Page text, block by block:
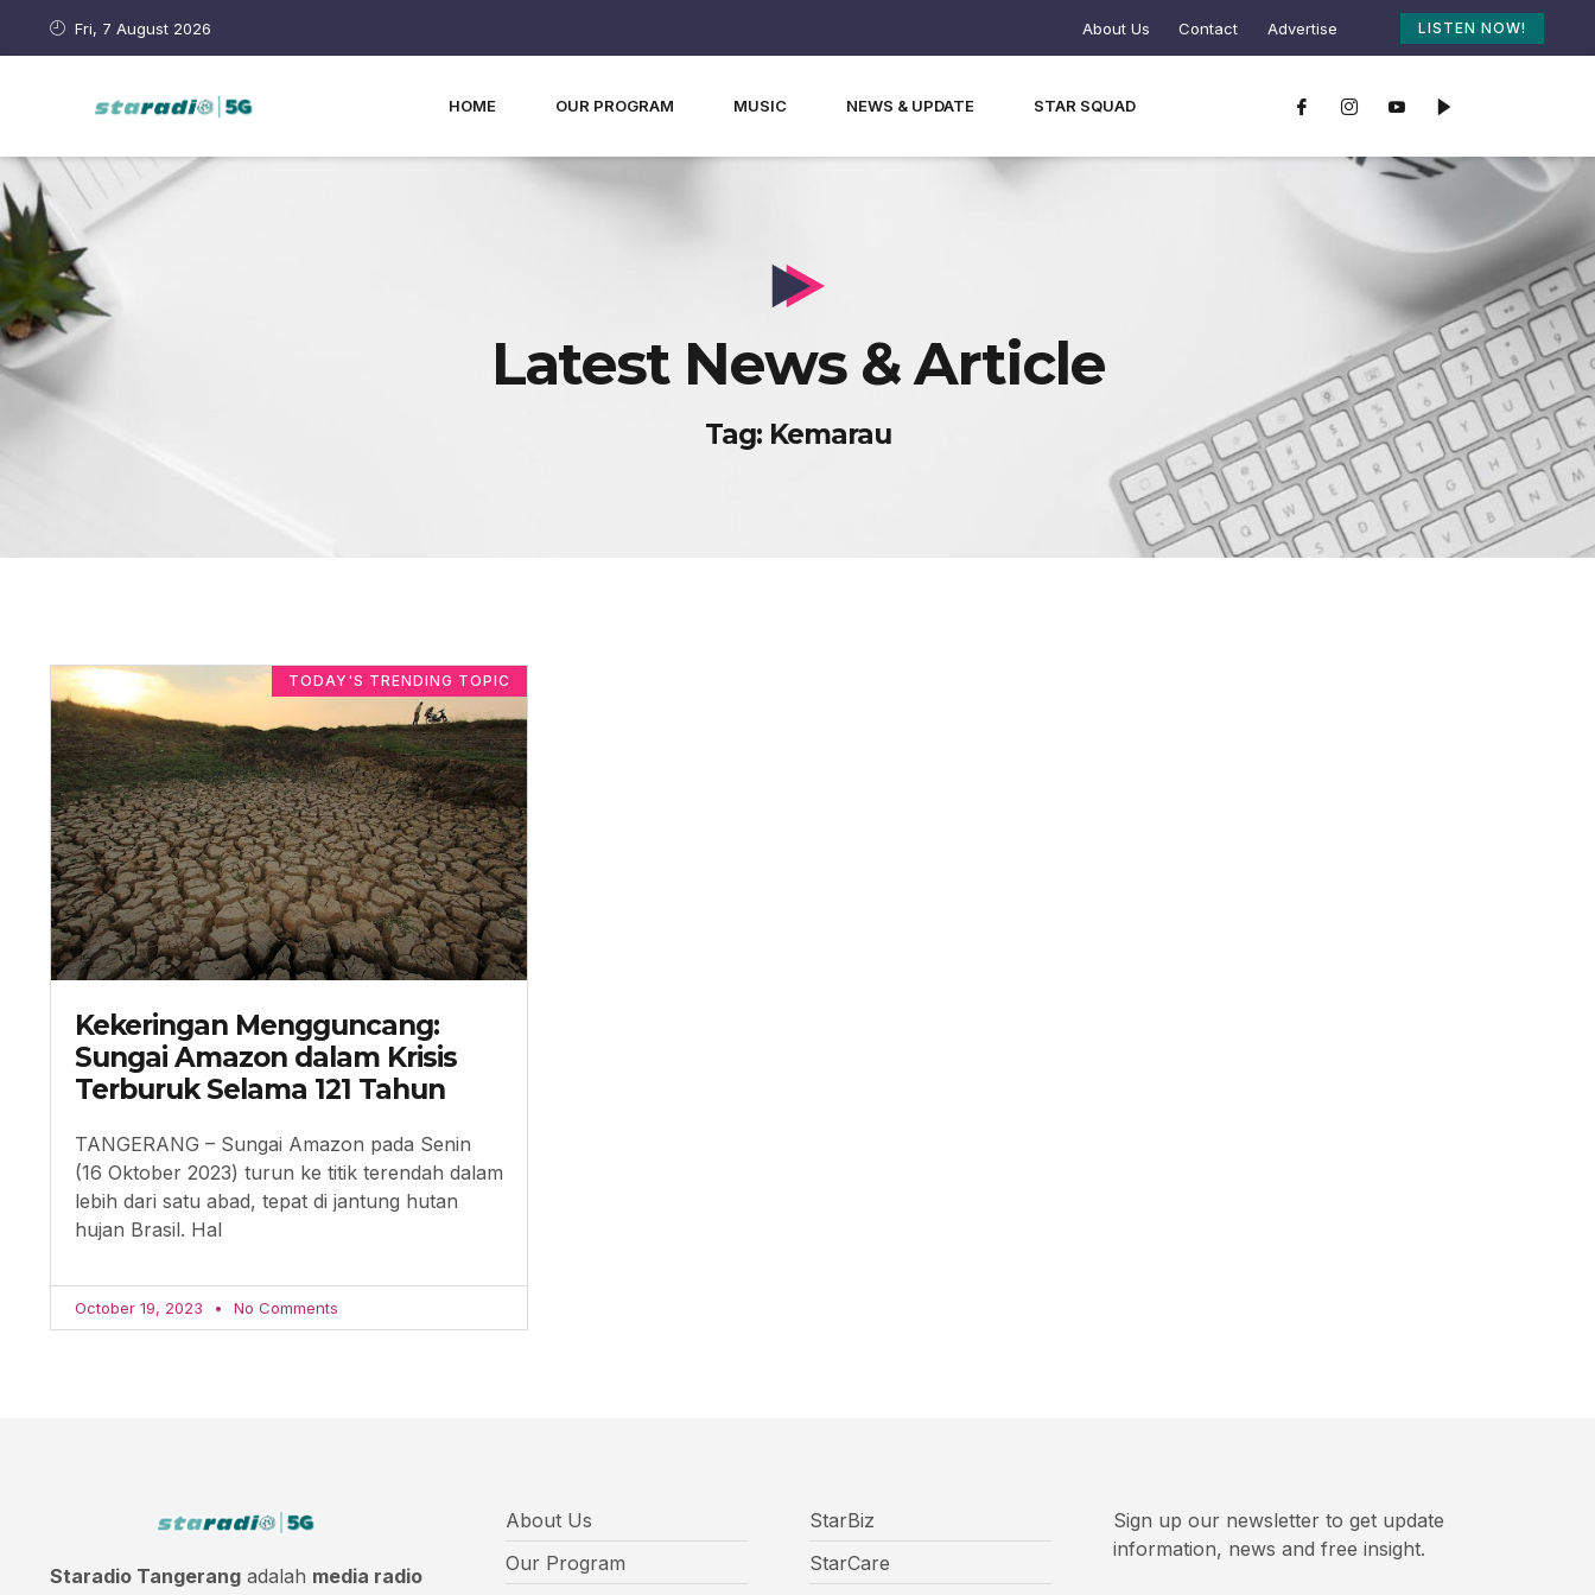
Fri, 7 August 2026 About Us Contact Advertise LISTEN NOW!
HOME OUR PROGRAM MUSIC NEWS & UPDATE STAR SQUAD
Latest News & Article
Tag: Kemarau
TODAY'S TRENDING TOPIC
Kekeringan Mengguncang:
Sungai Amazon dalam Krisis
Terburuk Selama 121 Tahun
TANGERANG – Sungai Amazon pada Senin
(16 Oktober 2023) turun ke titik terendah dalam
lebih dari satu abad, tepat di jantung hutan
hujan Brasil. Hal
October 19, 2023 No Comments
Staradio Tangerang adalah media radio
About Us
Our Program
StarBiz
StarCare
Sign up our newsletter to get update
information, news and free insight.